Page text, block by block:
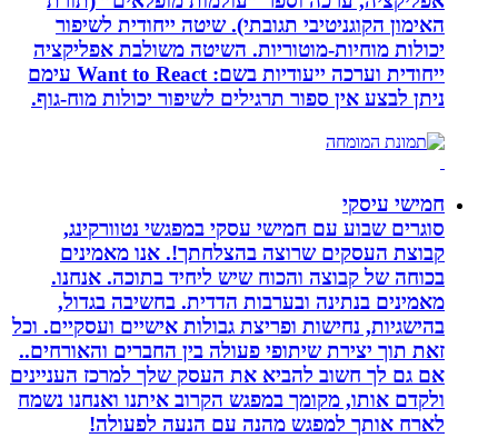
האימון הקוגניטיבי תגובתי). שיטה ייחודית לשיפור
יכולות מוחיות-מוטוריות. השיטה משולבת אפליקציה
ייחודית וערכה ייעודיות בשם: Want to React עימם
ניתן לבצע אין ספור תרגילים לשיפור יכולות מוח-גוף.
חמישי עיסקי
סוגרים שבוע עם חמישי עסקי במפגשי נטוורקינג,
קבוצת העסקים שרוצה בהצלחתך!. אנו מאמינים
בכוחה של קבוצה והכוח שיש ליחיד בתוכה. אנחנו.
מאמינים בנתינה ובערבות הדדית. בחשיבה בגדול,
בהישגיות, נחישות ופריצת גבולות אישיים ועסקיים. וכל
זאת תוך יצירת שיתופי פעולה בין החברים והאורחים..
אם גם לך חשוב להביא את העסק שלך למרכז העניינים
ולקדם אותו, מקומך במפגש הקרוב איתנו ואנחנו נשמח
לארח אותך למפגש מהנה עם הנעה לפעולה!